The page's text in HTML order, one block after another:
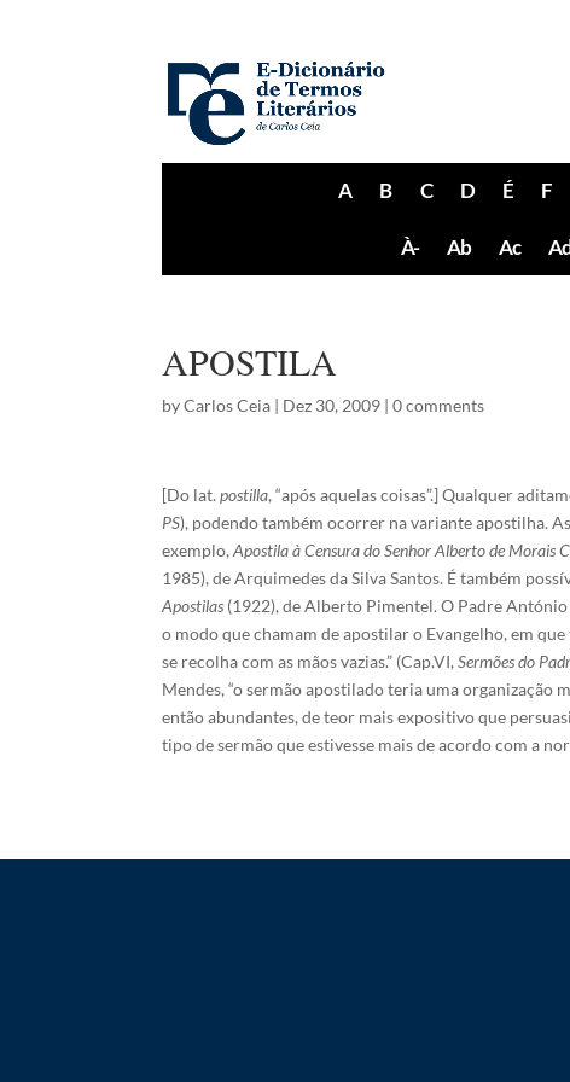
A B C D É F
À- Ab Ac
APOSTILA
byCarlos Ceia | Dez 30, 2009 |0 comments
[Do lat.postilla, “após aquelas coisas”.] Qualquer
PS), podendo também ocorrer na variante apostilha.
exemplo,Apostila à Censura do Senhor Alberto de Morais
1985), de Arquimedes da Silva Santos. É também
Apostilas (1922), de Alberto Pimentel. O Padre
o modo que chamam de apostilar o Evangelho, em
se recolha com as mãos vazias.” (Cap.VI,Sermões do
Mendes, “o sermão apostilado teria uma
então abundantes, de teor mais expositivo que
tipo de sermão que estivesse mais de acordo com a